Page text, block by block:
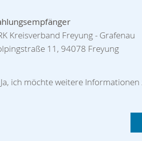
Kreisverband Freyung - Grafenau
11, 94078 Freyung
Ja, ich möchte weitere